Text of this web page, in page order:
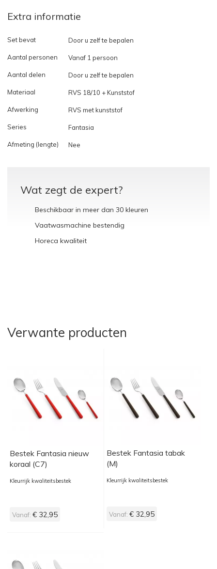
Extra informatie
Set bevat Door u zelf te bepalen
Aantal personen Vanaf 1 persoon
Aantal delen Door u zelf te bepalen
Materiaal RVS 18/10 + Kunststof
Afwerking RVS met kunststof
Series Fantasia
Afmeting (lengte) Nee
Wat zegt de expert?
Beschikbaar in meer dan 30 kleuren
Vaatwasmachine bestendig
Horeca kwaliteit
Verwante producten
Bestek Fantasia nieuw
koraal (C7)
Kleurrijk kwaliteitsbestek
Vanaf: € 32,95
Bestek Fantasia tabak
(M)
Kleurrijk kwaliteitsbestek
Vanaf: € 32,95